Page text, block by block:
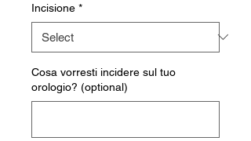
Incisione *
Cosa vorresti incidere sul tuo
orologio? (optional)